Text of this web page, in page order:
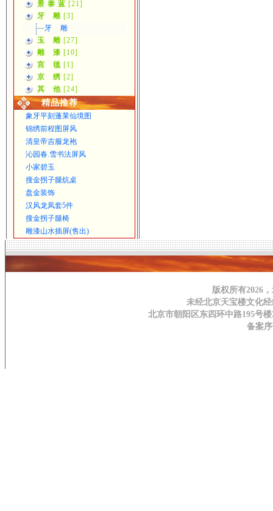
景 泰 蓝 [21]
牙 雕[3]
牙 雕
玉 雕[27]
雕 漆 [10]
宫 毯 [1]
京 绣 [2]
其 他[24]
精品推荐
象牙平刻蓬莱仙境图
锦绣前程图屏风
清皇帝吉服龙袍
沁园春.雪书法屏风
小家碧玉
搜金拐子腿炕桌
盘金装饰
汉风龙凤套5件
搜金拐子腿椅
雕漆山水插屏(售出)
版权所有2026
未经北京天宝楼文化
北京市朝阳区东四环中路195号楼
备案